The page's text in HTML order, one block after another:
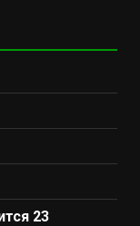
23